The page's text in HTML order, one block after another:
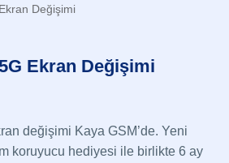
Değişimi
Ekran Değişimi
değişimi Kaya GSM’de. Yeni
koruyucu hediyesi ile birlikte 6 ay